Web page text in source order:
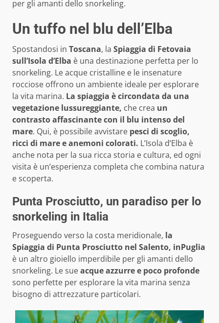
per gli amanti dello snorkeling.
Un tuffo nel blu dell’Elba
Spostandosi in Toscana, la Spiaggia di Fetovaia
sull’Isola d’Elba è una destinazione perfetta per lo
snorkeling. Le acque cristalline e le insenature
rocciose offrono un ambiente ideale per esplorare
la vita marina. La spiaggia è circondata da una
vegetazione lussureggiante, che crea un
contrasto affascinante con il blu intenso del
mare. Qui, è possibile avvistare pesci di scoglio,
ricci di mare e anemoni colorati. L’Isola d’Elba è
anche nota per la sua ricca storia e cultura, ed ogni
visita è un’esperienza completa che combina natura
e scoperta.
Punta Prosciutto, un paradiso per lo
snorkeling in Italia
Proseguendo verso la costa meridionale, la
Spiaggia di Punta Prosciutto nel Salento, inPuglia
è un altro gioiello imperdibile per gli amanti dello
snorkeling. Le sueacque azzurre e poco profonde
sono perfette per esplorare la vita marina senza
bisogno di attrezzature particolari.